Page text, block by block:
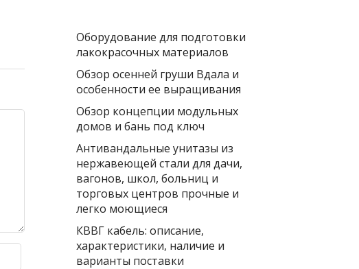
Оборудование для подготовки
лакокрасочных материалов
Обзор осенней груши Вдала и
особенности ее выращивания
Обзор концепции модульных
домов и бань под ключ
Антивандальные унитазы из
нержавеющей стали для дачи,
вагонов, школ, больниц и
торговых центров прочные и
легко моющиеся
КВВГ кабель: описание,
характеристики, наличие и
варианты поставки